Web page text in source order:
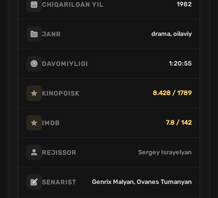
CHIQARILGAN YIL 1982
JANR drama, oilaviy
DAVOMIYLIGI 1:20:55
KINOPOISK 8.428 / 1789
IMDB 7.8 / 142
REJISSOR Sergey Israyelyan
SENARIST Genrix Malyan, Ovanes Tumanyan